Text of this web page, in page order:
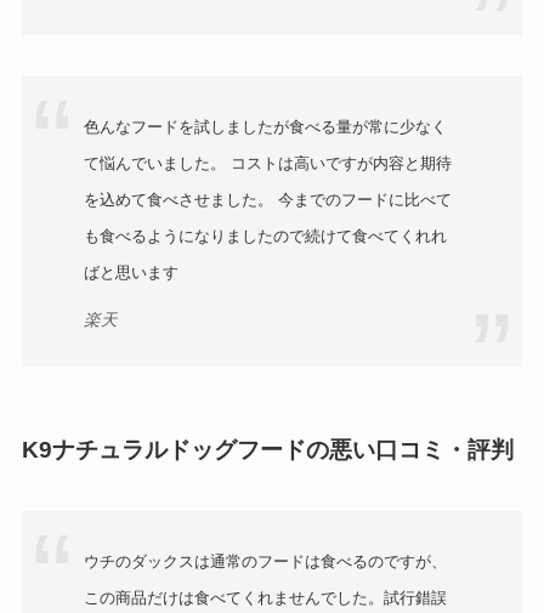
色んなフードを試しましたが食べる量が常に少なく
て悩んでいました。 コストは高いですが内容と期待
を込めて食べさせました。 今までのフードに比べて
も食べるようになりましたので続けて食べてくれれ
ばと思います
楽天
K9ナチュラルドッグフードの悪い口コミ・評判
ウチのダックスは通常のフードは食べるのですが、
この商品だけは食べてくれませんでした。試行錯誤